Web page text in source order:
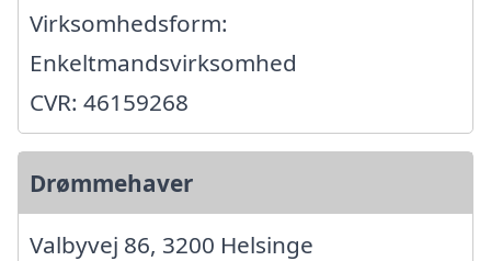
Virksomhedsform:
Enkeltmandsvirksomhed
CVR: 46159268
Drømmehaver
Valbyvej 86, 3200 Helsinge